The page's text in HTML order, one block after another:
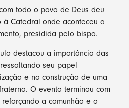
todo o povo de Deus deu
à Catedral onde aconteceu a
presidida pelo bispo.
destacou a importância das
seu papel
e na construção de uma
O evento terminou com
a comunhão e o